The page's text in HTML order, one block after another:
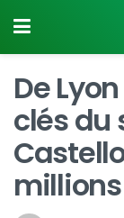
De
clés du